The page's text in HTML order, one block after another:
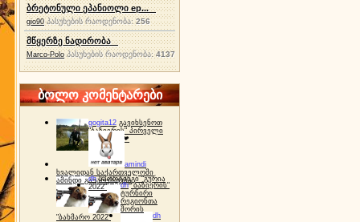
ბრეტონული ეპანიოლი ep...
gio90 პასუხების რაოდენობა:256
მწყერზე ნადირობა
Marco-Polo პასუხების რაოდენობა:4137
ბოლო კომენტარები
gogita12 გავიხსენოთ
"ბაზიერის" პირველი
ტურნირი ❤
amindi
ხვალიდან საქართველოში
ამინდი გაუარესდება
dh სპორტინგი "გურია
2022"
dh "ბაზიერის"
ტურნირი
რეგიონთა
შორის
"ბახმარო 2022"
dh